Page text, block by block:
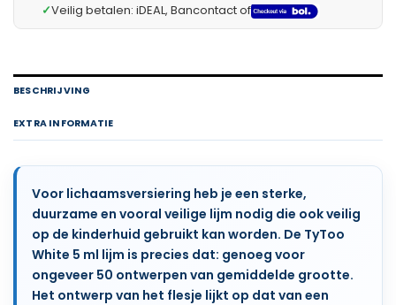
✓Veilig betalen: iDEAL, Bancontact of
BESCHRIJVING
EXTRA INFORMATIE
Voor lichaamsversiering heb je een sterke,
duurzame en vooral veilige lijm nodig die ook veilig
op de kinderhuid gebruikt kan worden. De TyToo
White 5 ml lijm is precies dat: genoeg voor
ongeveer 50 ontwerpen van gemiddelde grootte.
Het ontwerp van het flesje lijkt op dat van een